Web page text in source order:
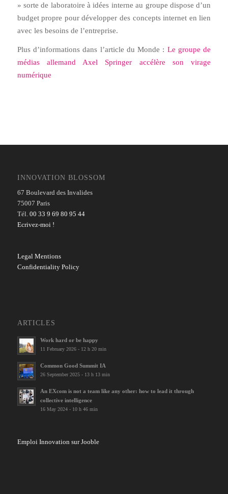
» sorte de laboratoire à idées interne au groupe dispose d’un
budget propre pour développer des concepts internet en lien
avec les besoins de l’entreprise.
Plus d’informations dans l’article du Monde : Le groupe de
médias allemand Axel Springer accélère son virage
numérique
INNOVATION BLOSSOM
67 Boulevard des Invalides
75007 Paris
Tél. 00 33 9 69 80 95 44
Ecrivez-moi !
Legal Mentions
Confidentiality Policy
ARTICLES
Work hard or be happy
11 February 2026 - 12 h 20 min
Common Good Summit IA
26 September 2025 - 13 h 13 min
An EXcom is not a team like any other: how to lead it through
collective intelligence
16 May 2024 - 10 h 46 min
Emploi Innovation sur Jooble